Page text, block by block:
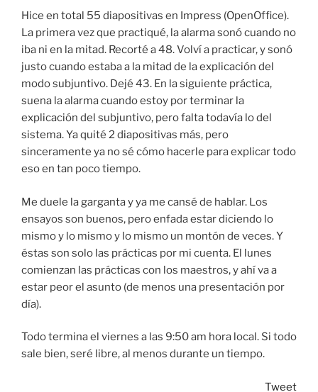
Hice en total 55 diapositivas en Impress (OpenOffice).
La primera vez que practiqué, la alarma sonó cuando no
iba ni en la mitad. Recorté a 48. Volví a practicar, y sonó
justo cuando estaba a la mitad de la explicación del
modo subjuntivo. Dejé 43. En la siguiente práctica,
suena la alarma cuando estoy por terminar la
explicación del subjuntivo, pero falta todavía lo del
sistema. Ya quité 2 diapositivas más, pero
sinceramente ya no sé cómo hacerle para explicar todo
eso en tan poco tiempo.
Me duele la garganta y ya me cansé de hablar. Los
ensayos son buenos, pero enfada estar diciendo lo
mismo y lo mismo y lo mismo un montón de veces. Y
éstas son solo las prácticas por mi cuenta. El lunes
comienzan las prácticas con los maestros, y ahí va a
estar peor el asunto (de menos una presentación por
día).
Todo termina el viernes a las 9:50 am hora local. Si todo
sale bien, seré libre, al menos durante un tiempo.
Tweet